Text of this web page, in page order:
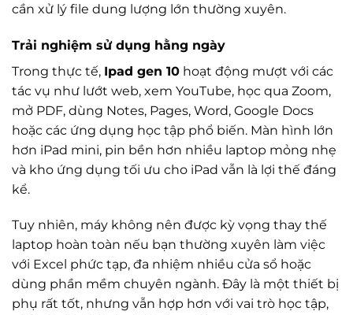
cần xử lý file dung lượng lớn thường xuyên.
Trải nghiệm sử dụng hằng ngày
Trong thực tế, Ipad gen 10 hoạt động mượt với các
tác vụ như lướt web, xem YouTube, học qua Zoom,
mở PDF, dùng Notes, Pages, Word, Google Docs
hoặc các ứng dụng học tập phổ biến. Màn hình lớn
hơn iPad mini, pin bền hơn nhiều laptop mỏng nhẹ
và kho ứng dụng tối ưu cho iPad vẫn là lợi thế đáng
kể.
Tuy nhiên, máy không nên được kỳ vọng thay thế
laptop hoàn toàn nếu bạn thường xuyên làm việc
với Excel phức tạp, đa nhiệm nhiều cửa sổ hoặc
dùng phần mềm chuyên ngành. Đây là một thiết bị
phụ rất tốt, nhưng vẫn hợp hơn với vai trò học tập,